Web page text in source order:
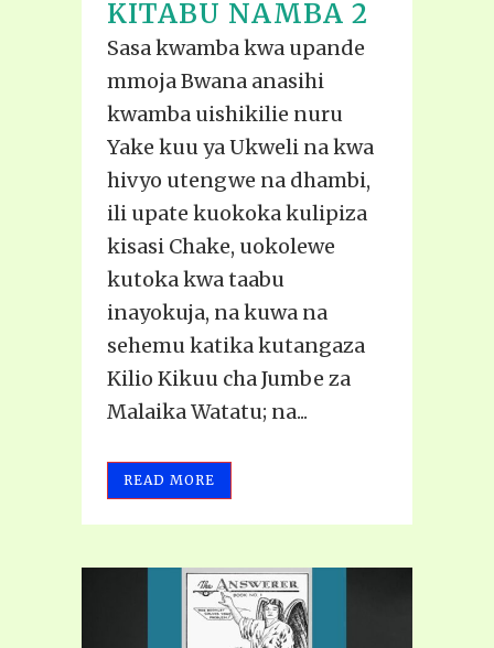
KITABU NAMBA 2
Sasa kwamba kwa upande
mmoja Bwana anasihi
kwamba uishikilie nuru
Yake kuu ya Ukweli na kwa
hivyo utengwe na dhambi,
ili upate kuokoka kulipiza
kisasi Chake, uokolewe
kutoka kwa taabu
inayokuja, na kuwa na
sehemu katika kutangaza
Kilio Kikuu cha Jumbe za
Malaika Watatu; na...
READ MORE